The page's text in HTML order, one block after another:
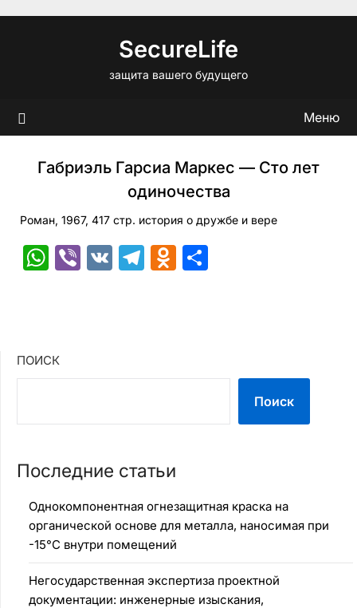
SecureLife
защита вашего будущего
Меню
Габриэль Гарсиа Маркес — Сто лет
одиночества
Роман, 1967, 417 стр. история о дружбе и вере
WhatsApp
Viber
VK Telegram
Odnoklassniki
ПОИСК
Поиск
Последние статьи
Однокомпонентная огнезащитная краска на
органической основе для металла, наносимая при
-15°C внутри помещений
Негосударственная экспертиза проектной
документации: инженерные изыскания,